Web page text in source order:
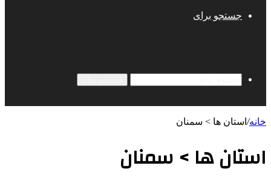
جستجو برای
خانه/ استان ها > سمنان
استان ها > سمنان